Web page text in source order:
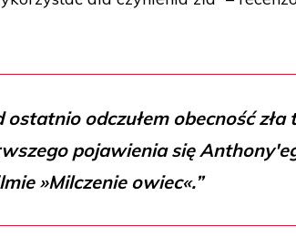
ostatnio odczułem obecność zła
pojawienia się
»Milczenie owiec«.”